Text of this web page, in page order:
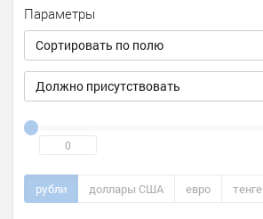
Параметры
Сортировать по полю
Должно присутствовать
рубли доллары США евро тенге